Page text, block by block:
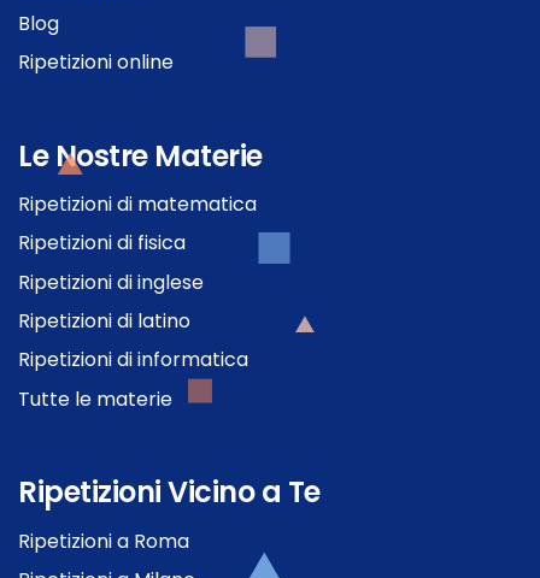
Blog
Ripetizioni online
Le Nostre Materie
Ripetizioni di matematica
Ripetizioni di fisica
Ripetizioni di inglese
Ripetizioni di latino
Ripetizioni di informatica
Tutte le materie
Ripetizioni Vicino a Te
Ripetizioni a Roma